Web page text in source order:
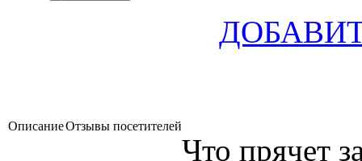
ОписаниеОтзывы посетителей
Что прячет